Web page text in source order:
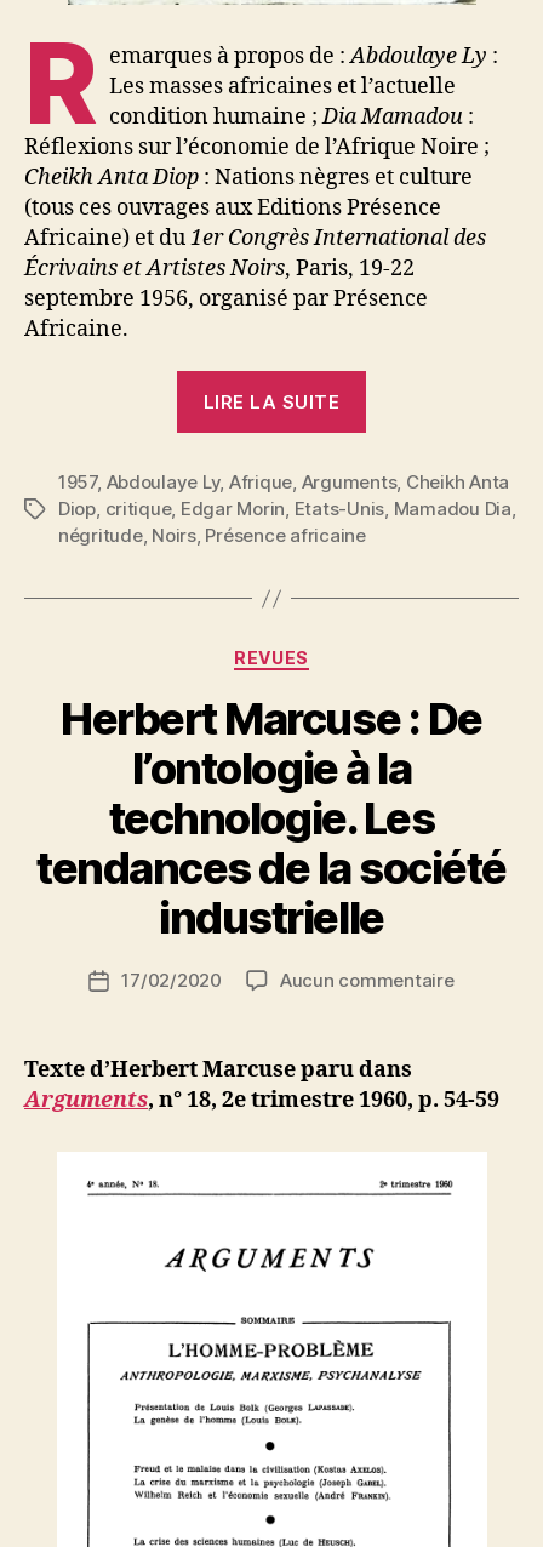
R emarques à propos de :Abdoulaye Ly :
Les masses africaines et l’actuelle
condition humaine ;Dia Mamadou :
Réflexions sur l’économie de l’Afrique Noire ;
Cheikh Anta Diop : Nations nègres et culture
(tous ces ouvrages aux Editions Présence
Africaine) et du1er Congrès International des
Écrivains et Artistes Noirs, Paris, 19-22
septembre 1956, organisé par Présence
Africaine.
LIRE LA SUITE
La
question
nègre »
Étiquettes
1957, Abdoulaye Ly, Afrique, Arguments, Cheikh Anta
Diop, critique, Edgar Morin, Etats-Unis, Mamadou Dia,
négritude, Noirs, Présence africaine
Catégories
REVUES
Herbert Marcuse : De
l’ontologie à la
technologie. Les
tendances de la société
industrielle
P
S
N
ji
b
Date17/02/2020 Aucun commentairesur
l’ontologie
Texte d’Herbert Marcuse paru dans
Arguments, n° 18, 2e trimestre 1960, p. 54-59